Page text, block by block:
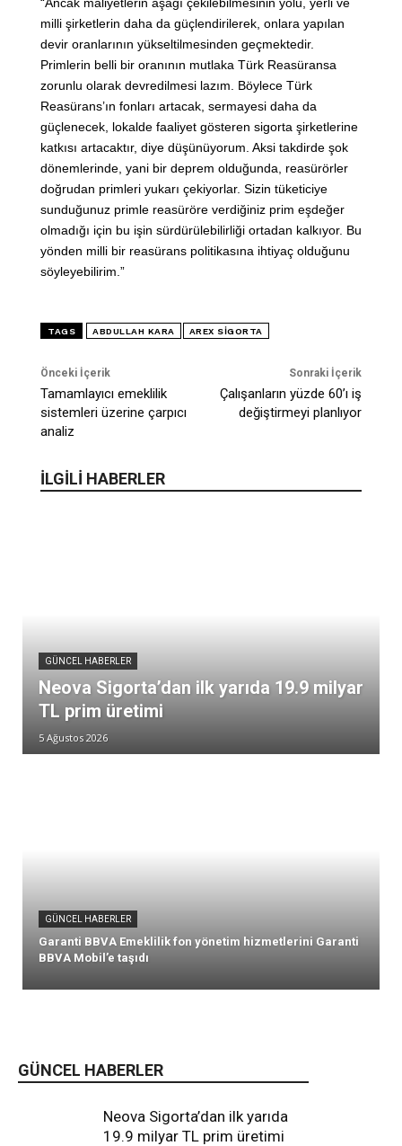
GÜNCEL HABERLER
Neova Sigorta’dan ilk yarıda
19.9 milyar TL prim üretimi
milli şirketlerin daha da güçlendirilerek, onlara yapılan
devir oranlarının yükseltilmesinden geçmektedir.
Primlerin belli bir oranının mutlaka Türk Reasüransa
zorunlu olarak devredilmesi lazım. Böylece Türk
Reasürans’ın fonları artacak, sermayesi daha da
güçlenecek, lokalde faaliyet gösteren sigorta şirketlerine
katkısı artacaktır, diye düşünüyorum. Aksi takdirde şok
dönemlerinde, yani bir deprem olduğunda, reasürörler
doğrudan primleri yukarı çekiyorlar. Sizin tüketiciye
sunduğunuz primle reasüröre verdiğiniz prim eşdeğer
olmadığı için bu işin sürdürülebilirliği ortadan kalkıyor. Bu
yönden milli bir reasürans politikasına ihtiyaç olduğunu
söyleyebilirim.”
TAGS ABDULLAH KARA AREX SIGORTA
Önceki İçerik
Tamamlayıcı emeklilik
sistemleri üzerine çarpıcı
analiz
Sonraki İçerik
Çalışanların yüzde 60’ı iş
değiştirmeyi planlıyor
İLGİLİ HABERLER
GÜNCEL HABERLER
Neova Sigorta’dan ilk yarıda 19.9 milyar
TL prim üretimi
5 Ağustos 2026
GÜNCEL HABERLER
Garanti BBVA Emeklilik fon yönetim hizmetlerini Garanti
BBVA Mobil’e taşıdı